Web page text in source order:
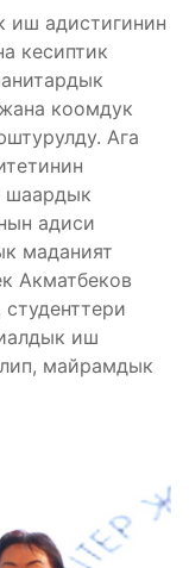
иш адистигинин
кесиптик
коомдук
Ага
шаардык
адиси
маданият
Акматбеков
иш
майрамдык